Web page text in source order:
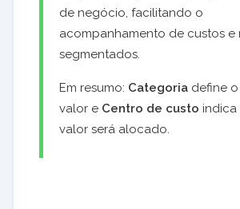
de negócio, facilitando o
acompanhamento de custos e
segmentados.
Em resumo: Categoria define
valor e Centro de custo
valor será alocado.